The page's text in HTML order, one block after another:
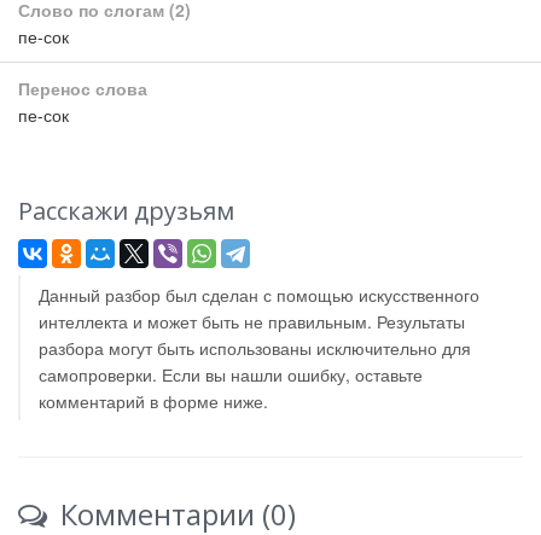
Слово по слогам (2)
пе-сок
Перенос слова
пе-сок
Расскажи друзьям
Данный разбор был сделан с помощью искусственного
интеллекта и может быть не правильным. Результаты
разбора могут быть использованы исключительно для
самопроверки. Если вы нашли ошибку, оставьте
комментарий в форме ниже.
Комментарии (0)